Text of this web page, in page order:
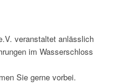
veranstaltet anlässlich
im Wasserschloss
Sie gerne vorbei.